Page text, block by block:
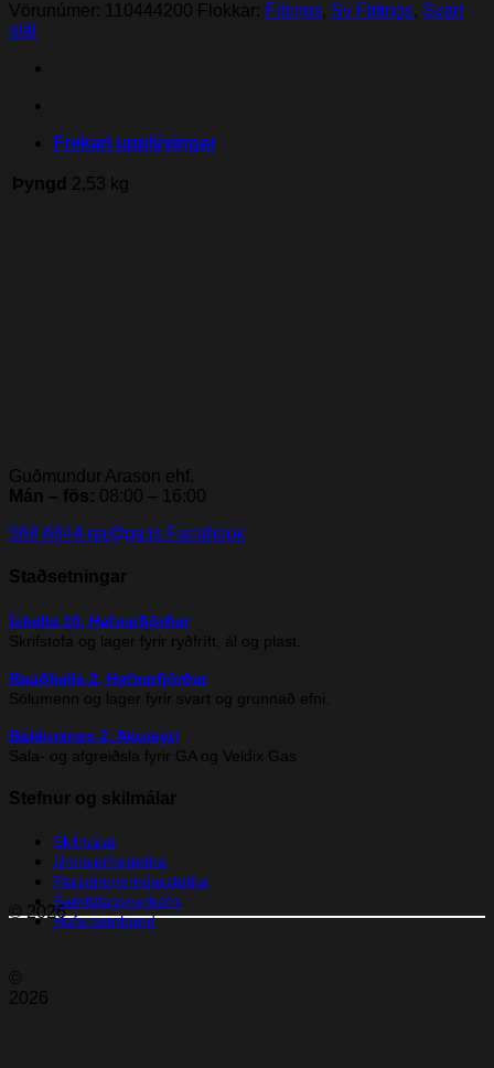
Vörunúmer: 110444200 Flokkar: Fittings, Sv Fittings, Svart
stál
Frekari upplýsingar
Þyngd 2,53 kg
Guðmundur Arason ehf.
Mán – fös: 08:00 – 16:00
568 6844 ga@ga.is Facebook
Staðsetningar
Íshella 10, Hafnarfjörður
Skrifstofa og lager fyrir ryðfrítt, ál og plast.
Rauðhella 2, Hafnarfjörður
Sölumenn og lager fyrir svart og grunnað efni.
Baldursnes 2, Akureyri
Sala- og afgreiðsla fyrir GA og Veldix Gas
Stefnur og skilmálar
Skilmálar
Umhverfisstefna
Persónuverndarstefna
Samfélagsverkefni
Hafa samband
© 2026
©
2026